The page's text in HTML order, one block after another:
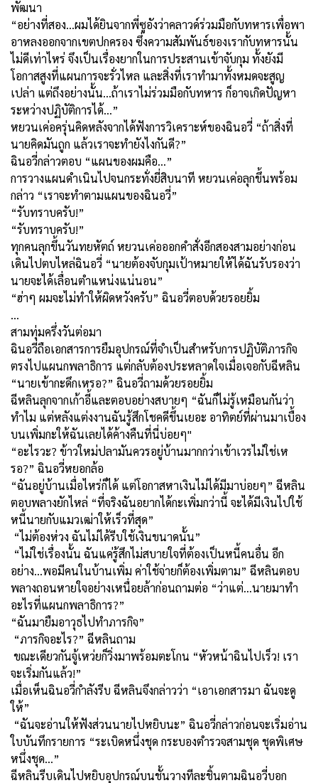
พัฒนา
“อย่างที่สอง...ผมได้ยินจากพี่ซูอังว่าคลาวด์ร่วมมือกับทหารเพื่อพา
อาหลงออกจากเขตปกครอง ซึ่งความสัมพันธ์ของเรากับทหารนั้น
ไม่ดีเท่าไหร่ จึงเป็นเรื่องยากในการประสานเข้าจับกุม ทั้งยังมี
โอกาสสูงที่แผนการจะรั่วไหล และสิ่งที่เราทำมาทั้งหมดจะสูญ
เปล่า แต่ถึงอย่างนั้น...ถ้าเราไม่ร่วมมือกับทหาร ก็อาจเกิดปัญหา
ระหว่างปฏิบัติการได้...”
หยวนเค่อครุ่นคิดหลังจากได้ฟังการวิเคราะห์ของฉินอวี่ “ถ้าสิ่งที่
นายคิดมันถูก แล้วเราจะทำยังไงกันดี?”
ฉินอวี่กล่าวตอบ “แผนของผมคือ...”
การวางแผนดำเนินไปจนกระทั่งยี่สิบนาที หยวนเค่อลุกขึ้นพร้อม
กล่าว “เราจะทำตามแผนของฉินอวี่”
“รับทราบครับ!”
“รับทราบครับ!”
ทุกคนลุกขึ้นวันทยหัตถ์ หยวนเค่อออกคำสั่งอีกสองสามอย่างก่อน
เดินไปตบไหล่ฉินอวี่ “นายต้องจับกุมเป้าหมายให้ได้ฉันรับรองว่า
นายจะได้เลื่อนตำแหน่งแน่นอน”
“ฮ่าๆ ผมจะไม่ทำให้ผิดหวังครับ” ฉินอวี่ตอบด้วยรอยยิ้ม
…
สามทุ่มครึ่งวันต่อมา
ฉินอวี่ถือเอกสารการยืมอุปกรณ์ที่จำเป็นสำหรับการปฏิบัติภารกิจ
ตรงไปแผนกพลาธิการ แต่กลับต้องประหลาดใจเมื่อเจอกับฉีหลิน
“นายเข้ากะดึกเหรอ?” ฉินอวี่ถามด้วยรอยยิ้ม
ฉีหลินลุกจากเก้าอี้และตอบอย่างสบายๆ “ฉันก็ไม่รู้เหมือนกันว่า
ทำไม แต่หลังแต่งงานฉันรู้สึกโชคดีขึ้นเยอะ อาทิตย์ที่ผ่านมาเบื้อง
บนเพิ่มกะให้ฉันเลยได้ค้างคืนที่นี่บ่อยๆ"
“อะไรวะ? ข้าวใหม่ปลามันควรอยู่บ้านมากกว่าเข้าเวรไม่ใช่เห
รอ?” ฉินอวี่หยอกล้อ
“ฉันอยู่บ้านเมื่อไหร่ก็ได้ แต่โอกาสหาเงินไม่ได้มีมาบ่อยๆ” ฉีหลิน
ตอบพลางยักไหล่ “ที่จริงฉันอยากได้กะเพิ่มกว่านี้ จะได้มีเงินไปใช้
หนี้นายกับแมวเฒ่าให้เร็วที่สุด”
“ไม่ต้องห่วง ฉันไม่ได้รีบใช้เงินขนาดนั้น”
“ไม่ใช่เรื่องนั้น ฉันแค่รู้สึกไม่สบายใจที่ต้องเป็นหนี้คนอื่น อีก
อย่าง...พอมีคนในบ้านเพิ่ม ค่าใช้จ่ายก็ต้องเพิ่มตาม” ฉีหลินตอบ
พลางถอนหายใจอย่างเหนื่อยล้าก่อนถามต่อ “ว่าแต่...นายมาทำ
อะไรที่แผนกพลาธิการ?”
“ฉันมายืมอาวุธไปทำภารกิจ”
“ภารกิจอะไร?” ฉีหลินถาม
ขณะเดียวกันจู้เหว่ยก็วิ่งมาพร้อมตะโกน “หัวหน้าฉินไปเร็ว! เรา
จะเริ่มกันแล้ว!”
เมื่อเห็นฉินอวี่กำลังรีบ ฉีหลินจึงกล่าวว่า “เอาเอกสารมา ฉันจะดู
ให้”
“ฉันจะอ่านให้ฟังส่วนนายไปหยิบนะ” ฉินอวี่กล่าวก่อนจะเริ่มอ่าน
ใบบันทึกรายการ “ระเบิดหนึ่งชุด กระบองตำรวจสามชุด ชุดพิเศษ
หนึ่งชุด...”
ฉีหลินรีบเดินไปหยิบอุปกรณ์บนชั้นวางทีละชิ้นตามฉินอวี่บอก